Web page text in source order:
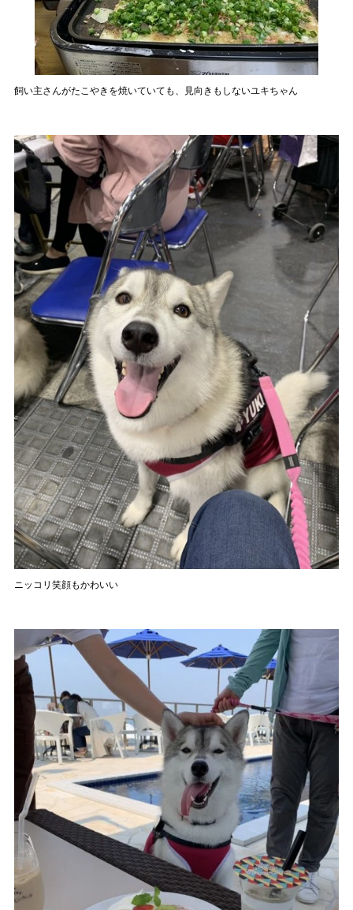
飼い主さんがたこやきを焼いていても、見向きもしないユキちゃん
ニッコリ笑顔もかわいい